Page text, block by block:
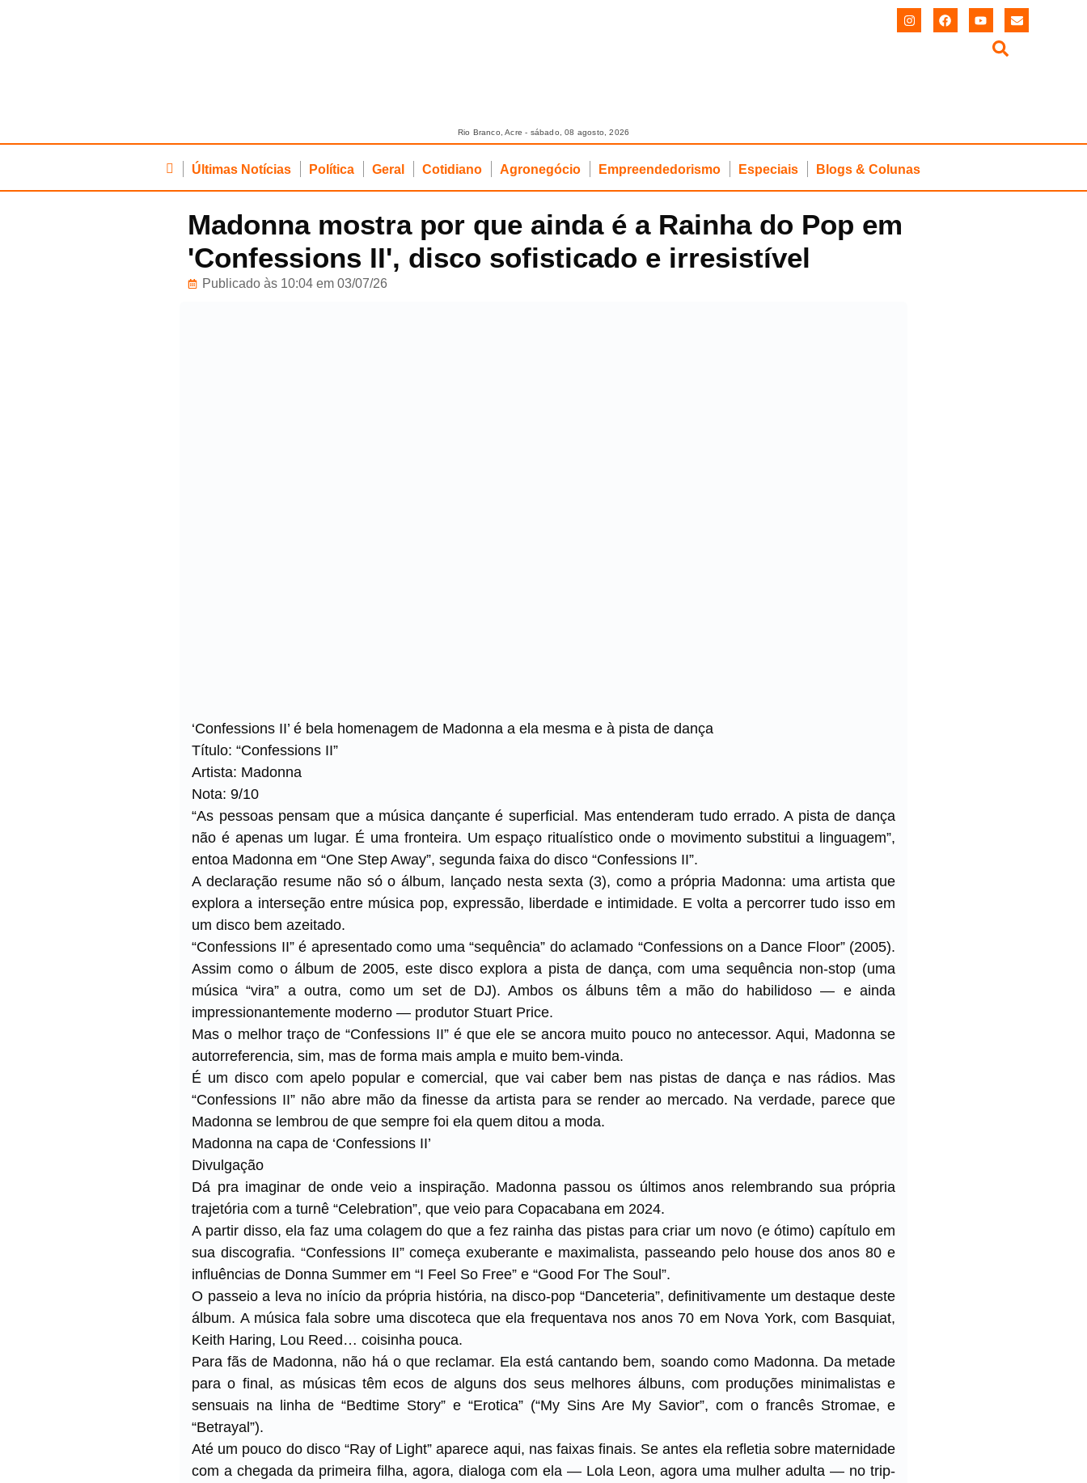
Rio Branco, Acre - sábado, 08 agosto, 2026
Últimas Notícias Política Geral Cotidiano Agronegócio Empreendedorismo Especiais Blogs & Colunas
Madonna mostra por que ainda é a Rainha do Pop em
'Confessions II', disco sofisticado e irresistível
Publicado às 10:04 em 03/07/26
‘Confessions II’ é bela homenagem de Madonna a ela mesma e à pista de dança
Título: “Confessions II”
Artista: Madonna
Nota: 9/10
“As pessoas pensam que a música dançante é superficial. Mas entenderam tudo errado. A pista de dança
não é apenas um lugar. É uma fronteira. Um espaço ritualístico onde o movimento substitui a linguagem”,
entoa Madonna em “One Step Away”, segunda faixa do disco “Confessions II”.
A declaração resume não só o álbum, lançado nesta sexta (3), como a própria Madonna: uma artista que
explora a interseção entre música pop, expressão, liberdade e intimidade. E volta a percorrer tudo isso em
um disco bem azeitado.
“Confessions II” é apresentado como uma “sequência” do aclamado “Confessions on a Dance Floor” (2005).
Assim como o álbum de 2005, este disco explora a pista de dança, com uma sequência non-stop (uma
música “vira” a outra, como um set de DJ). Ambos os álbuns têm a mão do habilidoso — e ainda
impressionantemente moderno — produtor Stuart Price.
Mas o melhor traço de “Confessions II” é que ele se ancora muito pouco no antecessor. Aqui, Madonna se
autorreferencia, sim, mas de forma mais ampla e muito bem-vinda.
É um disco com apelo popular e comercial, que vai caber bem nas pistas de dança e nas rádios. Mas
“Confessions II” não abre mão da finesse da artista para se render ao mercado. Na verdade, parece que
Madonna se lembrou de que sempre foi ela quem ditou a moda.
Madonna na capa de ‘Confessions II’
Divulgação
Dá pra imaginar de onde veio a inspiração. Madonna passou os últimos anos relembrando sua própria
trajetória com a turnê “Celebration”, que veio para Copacabana em 2024.
A partir disso, ela faz uma colagem do que a fez rainha das pistas para criar um novo (e ótimo) capítulo em
sua discografia. “Confessions II” começa exuberante e maximalista, passeando pelo house dos anos 80 e
influências de Donna Summer em “I Feel So Free” e “Good For The Soul”.
O passeio a leva no início da própria história, na disco-pop “Danceteria”, definitivamente um destaque deste
álbum. A música fala sobre uma discoteca que ela frequentava nos anos 70 em Nova York, com Basquiat,
Keith Haring, Lou Reed… coisinha pouca.
Para fãs de Madonna, não há o que reclamar. Ela está cantando bem, soando como Madonna. Da metade
para o final, as músicas têm ecos de alguns dos seus melhores álbuns, com produções minimalistas e
sensuais na linha de “Bedtime Story” e “Erotica” (“My Sins Are My Savior”, com o francês Stromae, e
“Betrayal”).
Até um pouco do disco “Ray of Light” aparece aqui, nas faixas finais. Se antes ela refletia sobre maternidade
com a chegada da primeira filha, agora, dialoga com ela — Lola Leon, agora uma mulher adulta — no trip-